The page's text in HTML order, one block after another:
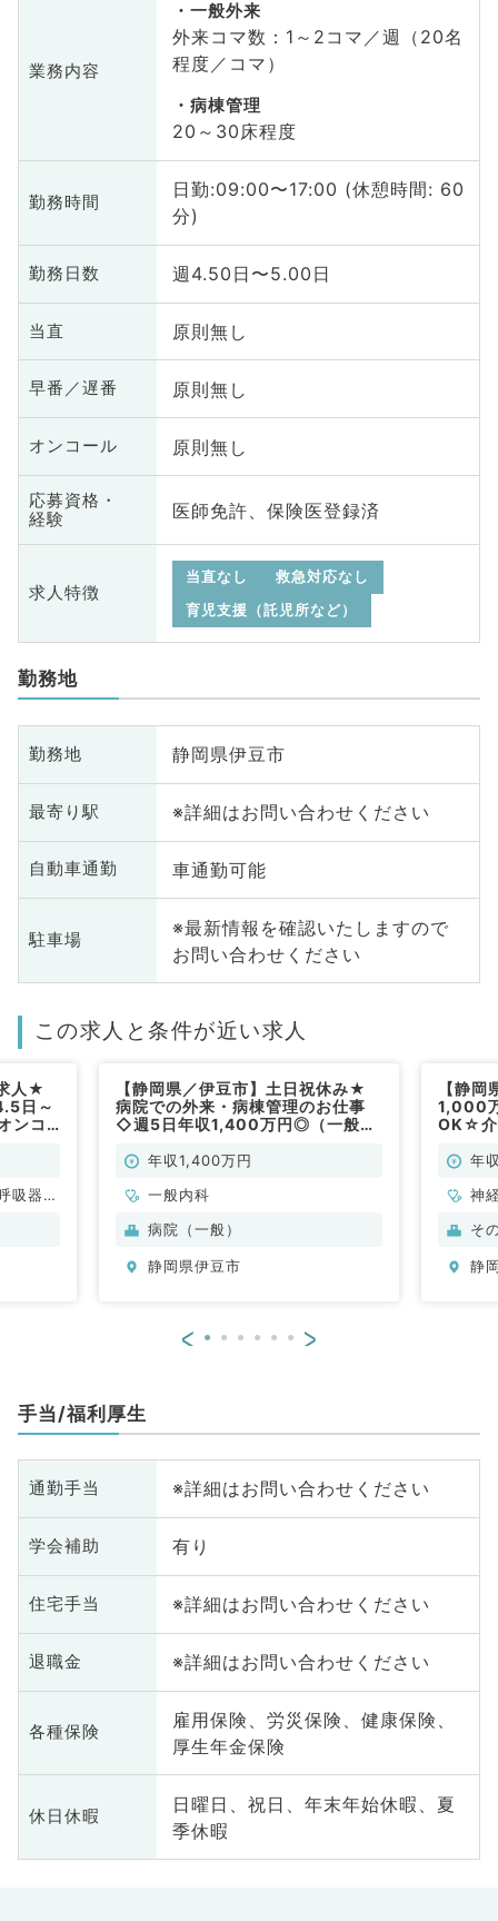
業務内容
一般外来
外来コマ数：1～2コマ／週（20名
程度／コマ）
病棟管理
20～30床程度
勤務時間
日勤:09:00〜17:00 (休憩時間: 60
分)
勤務日数 週4.50日〜5.00日
当直 原則無し
早番／遅番 原則無し
オンコール 原則無し
応募資格・
経験
医師免許、保険医登録済
求人特徴
当直なし
救急対応なし
育児支援（託児所など）
勤務地
勤務地 静岡県伊豆市
最寄り駅 ※詳細はお問い合わせください
自動車通勤 車通勤可能
駐車場
※最新情報を確認いたしますので
お問い合わせください
この求人と条件が近い求人
人★
日～
ンコ
吸器内
【静岡県／伊豆市】土日祝休み★
病院での外来・病棟管理のお仕事
◇週5日年収1,400万円◎（一般内
年収1,400万円
一般内科
病院（一般）
静岡県伊豆市
【静
1,000
OK☆介
年
神
科
内
そ
静
< >
手当/福利厚生
通勤手当 ※詳細はお問い合わせください
学会補助 有り
住宅手当 ※詳細はお問い合わせください
退職金 ※詳細はお問い合わせください
各種保険
雇用保険、労災保険、健康保険、
厚生年金保険
休日休暇
日曜日、祝日、年末年始休暇、夏
季休暇